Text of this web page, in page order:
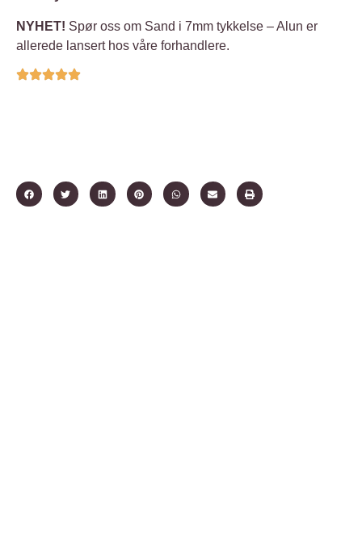
NYHET! Spør oss om Sand i 7mm tykkelse – Alun er
allerede lansert hos våre forhandlere.